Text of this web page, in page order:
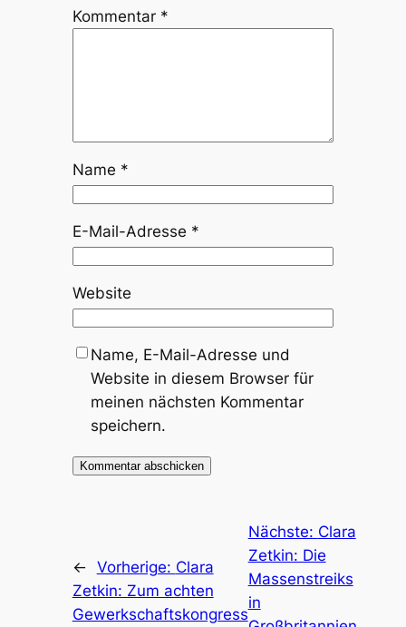
Kommentar *
Name *
E-Mail-Adresse *
Website
Name, E-Mail-Adresse und
Website in diesem Browser für
meinen nächsten Kommentar
speichern.
← Vorherige: Clara
Zetkin: Zum achten
Gewerkschaftskongress
Nächste: Clara
Zetkin: Die
Massenstreiks
in